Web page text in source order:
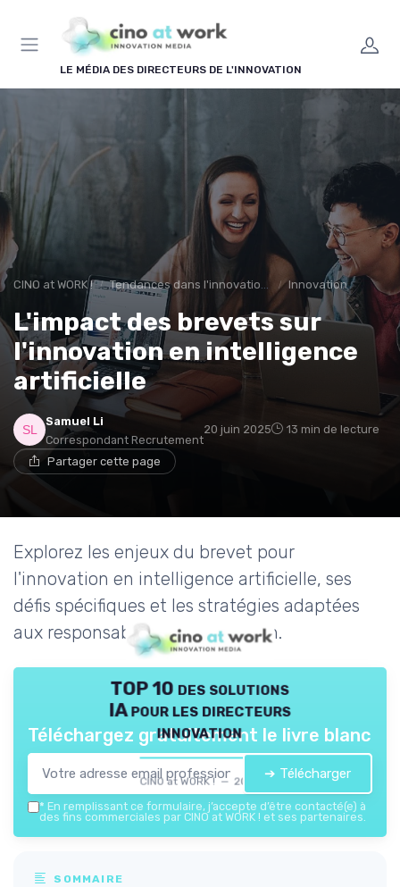
LE MÉDIA DES DIRECTEURS DE L'INNOVATION
CINO at WORK ! Tendances dans l'innovation en entreprise Innovation
L'impact des brevets sur
l'innovation en intelligence
artificielle
Samuel Li
Correspondant Recrutement
20 juin 2025 13 min de lecture
Partager cette page
Explorez les enjeux du brevet pour
l'innovation en intelligence artificielle, ses
défis spécifiques et les stratégies adaptées
aux responsables de l'innovation.
TOP 10 des solutions
IA pour les directeurs
innovation
CINO at WORK ! — 2026
Téléchargez gratuitement le livre blanc
➔ Télécharger
* En remplissant ce formulaire, j’accepte d’être contacté(e) à
des fins commerciales par CINO at WORK ! et ses partenaires.
SOMMAIRE